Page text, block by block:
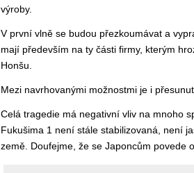
výroby.
V první vlně se budou přezkoumávat a
mají především na ty části firmy, kterým
Honšu.
Mezi navrhovanými možnostmi je i
Celá tragedie má negativní vliv na mnoho
Fukušima 1 není stále stabilizovaná, není
země. Doufejme, že se Japoncům povede